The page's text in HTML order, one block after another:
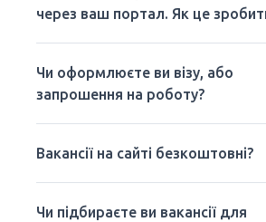
через ваш портал. Як це
Чи оформлюєте ви візу, або
запрошення на роботу?
Вакансії на сайті безкоштовні?
Чи підбираєте ви вакансії для